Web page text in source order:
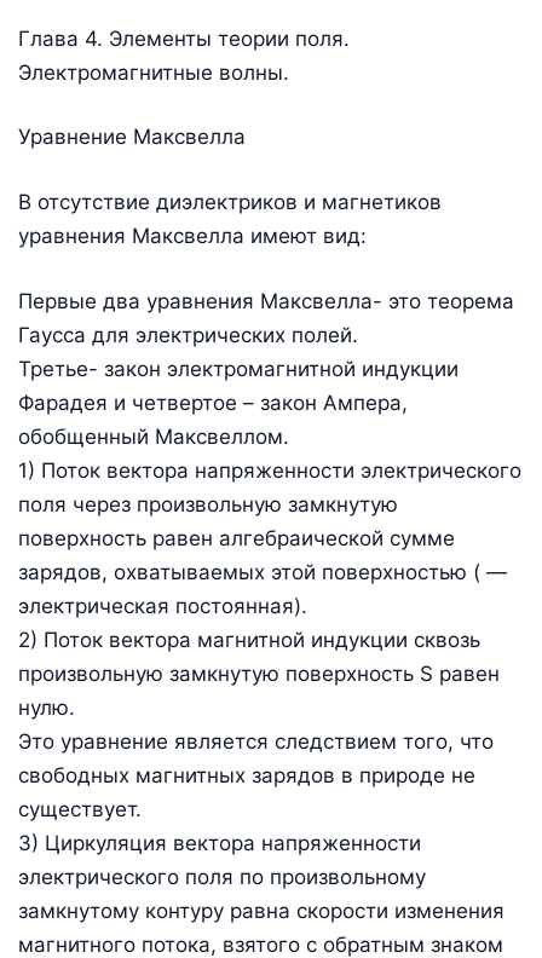
Глава 4. Элементы теории поля.
Электромагнитные волны.
Уравнение Максвелла
В отсутствие диэлектриков и магнетиков
уравнения Максвелла имеют вид:
Первые два уравнения Максвелла- это теорема
Гаусса для электрических полей.
Третье- закон электромагнитной индукции
Фарадея и четвертое – закон Ампера,
обобщенный Максвеллом.
1) Поток вектора напряженности электрического
поля через произвольную замкнутую
поверхность равен алгебраической сумме
зарядов, охватываемых этой поверхностью ( —
электрическая постоянная).
2) Поток вектора магнитной индукции сквозь
произвольную замкнутую поверхность S равен
нулю.
Это уравнение является следствием того, что
свободных магнитных зарядов в природе не
существует.
3) Циркуляция вектора напряженности
электрического поля по произвольному
замкнутому контуру равна скорости изменения
магнитного потока, взятого с обратным знаком